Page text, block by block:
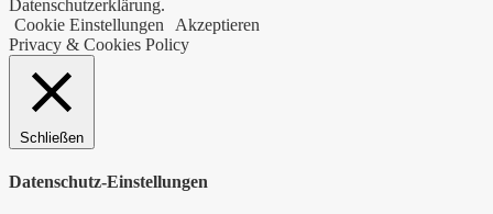
Datenschutzerklärung.
Cookie Einstellungen
Akzeptieren
Privacy & Cookies Policy
Schließen
Datenschutz-Einstellungen